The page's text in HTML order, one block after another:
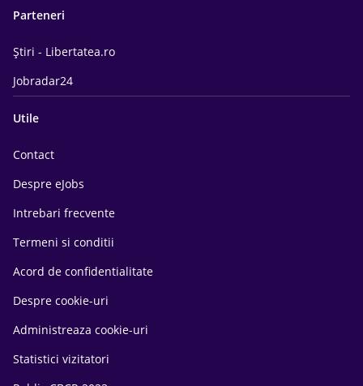
Parteneri
Știri - Libertatea.ro
Jobradar24
Utile
Contact
Despre eJobs
Intrebari frecvente
Termeni si conditii
Acord de confidentialitate
Despre cookie-uri
Administreaza cookie-uri
Statistici vizitatori